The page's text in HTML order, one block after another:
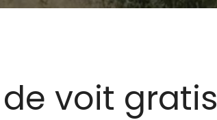
voit gratis